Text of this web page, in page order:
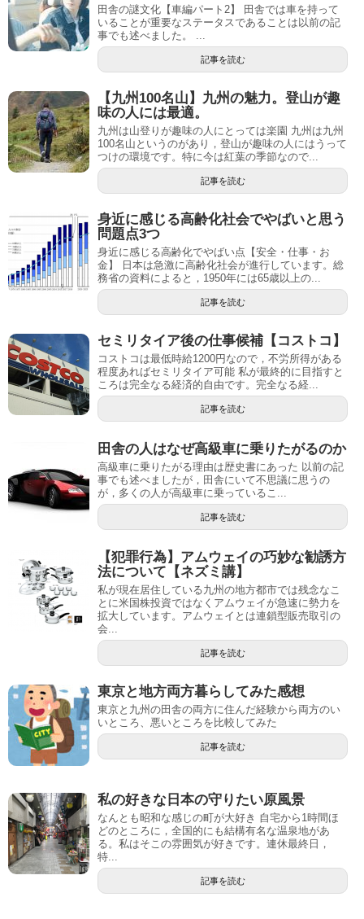
田舎の謎文化【車編パート2】 田舎では車を持って
いることが重要なステータスであることは以前の記
事でも述べました。 ...
記事を読む
【九州100名山】九州の魅力。登山が趣
味の人には最適。
九州は山登りが趣味の人にとっては楽園 九州は九州
100名山というのがあり，登山が趣味の人にはうって
つけの環境です。特に今は紅葉の季節なので...
記事を読む
身近に感じる高齢化社会でやばいと思う
問題点3つ
身近に感じる高齢化でやばい点【安全・仕事・お
金】 日本は急激に高齢化社会が進行しています。総
務省の資料によると，1950年には65歳以上の...
記事を読む
セミリタイア後の仕事候補【コストコ】
コストコは最低時給1200円なので，不労所得がある
程度あればセミリタイア可能 私が最終的に目指すと
ころは完全なる経済的自由です。完全なる経...
記事を読む
田舎の人はなぜ高級車に乗りたがるのか
高級車に乗りたがる理由は歴史書にあった 以前の記
事でも述べましたが，田舎にいて不思議に思うの
が，多くの人が高級車に乗っているこ...
記事を読む
【犯罪行為】アムウェイの巧妙な勧誘方
法について【ネズミ講】
私が現在居住している九州の地方都市では残念なこ
とに米国株投資ではなくアムウェイが急速に勢力を
拡大しています。アムウェイとは連鎖型販売取引の
会...
記事を読む
東京と地方両方暮らしてみた感想
東京と九州の田舎の両方に住んだ経験から両方のい
いところ、悪いところを比較してみた
記事を読む
私の好きな日本の守りたい原風景
なんとも昭和な感じの町が大好き 自宅から1時間ほ
どのところに，全国的にも結構有名な温泉地があ
る。私はそこの雰囲気が好きです。連休最終日，
特...
記事を読む